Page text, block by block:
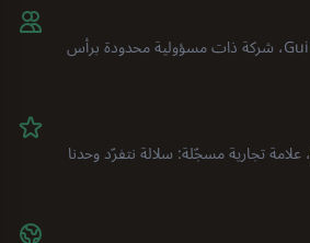
ثلاثة أجيال من عائلة Guillioud، شركة ذات مسؤولية محدودة برأس
FAISAN ⁦PUR CHASSE®⁩، علامة تجارية مسجّلة: سلالة نتفرّد وحدنا